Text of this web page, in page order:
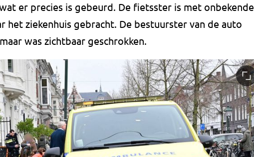
er precies is gebeurd. De fietsster is met onbekende
het ziekenhuis gebracht. De bestuurster van de auto
was zichtbaar geschrokken.